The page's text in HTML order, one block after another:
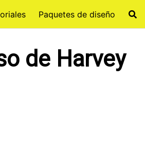
Paquetes de diseño
de Harvey